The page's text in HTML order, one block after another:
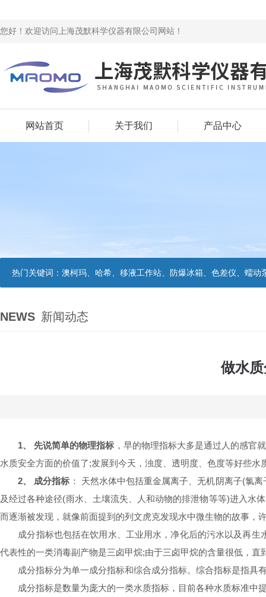
您好！欢迎访问上海茂默科学仪器有限公司网站！
网站首页 关于我们 产品中心
热门关键词： 澳柯玛、哈希、移液工作站、防爆冰箱、色差仪、蠕动
NEWS 新闻动态
做水
1、 先说简单的物理指标 ，早的物理指标大多是通过人的感官
水质安全方面的价值了;发展到今天，浊度、透明度、色度等好些
2、 成分指标 ： 天然水体中包括重金属离子、无机阴离子(氯
及经过各种途径(雨水、土壤流失、人和动物的排泄物等等)进入水
而逐渐被发现，就像前面提到的列文虎克发现水中微生物的故事，
成分指标也包括在饮用水、工业用水，净化后的污水以及再生
代表性的一类消毒副产物是三卤甲烷;由于三卤甲烷的含量很低，
成分指标分为单一成分指标和综合成分指标。综合指标是指具
成分指标是数量为庞大的一类水质指标，目前各种水质标准中